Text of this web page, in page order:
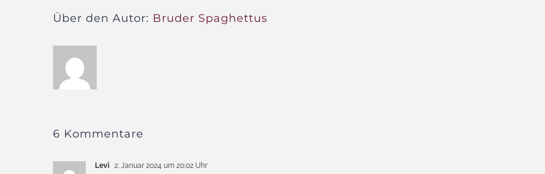
Über den Autor: Bruder Spaghettus
6 Kommentare
Levi 2. Januar 2024 um 20:02 Uhr